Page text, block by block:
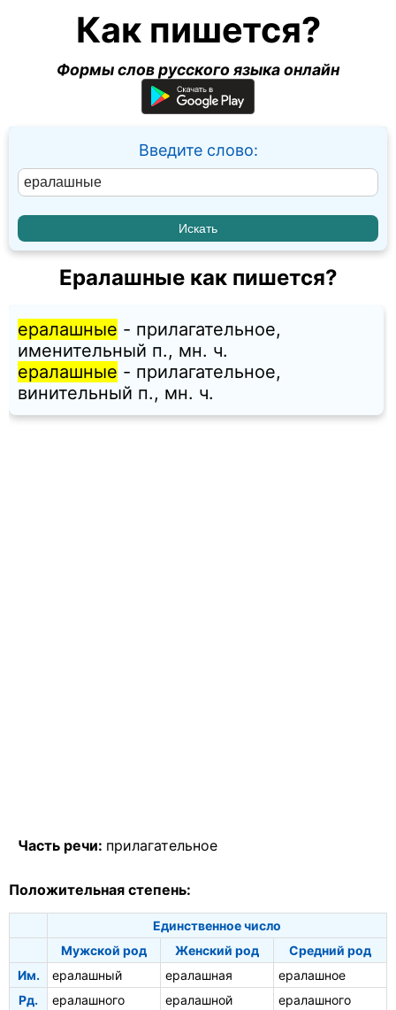
Как пишется?
Формы слов русского языка онлайн
Введите слово:
Ералашные как пишется?
ералашные - прилагательное,
именительный п., мн. ч.
ералашные - прилагательное,
винительный п., мн. ч.
Часть речи: прилагательное
Положительная степень:
Единственное число
Мужской род
Женский род
Средний род
Им.
ералашный ералашная
ералашное
Рд.
ералашного ералашной
ералашного